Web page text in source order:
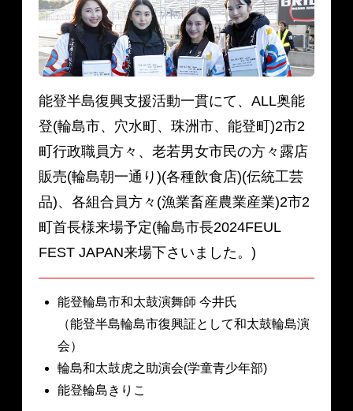
能登半島復興支援活動一貫にて、ALL奥能
登(輪島市、穴水町、珠洲市、能登町)2市2
町行政職員方々、老若男女市民の方々露店
販売(輪島朝一通り)(各種飲食店)(伝統工芸
品)、各組合員方々(漁業畜産農業産業)2市2
町首長様来場予定(輪島市長2024FEUL
FEST JAPAN来場下さいました。)
能登輪島市和太鼓演舞師 今井氏
（能登半島輪島市復興証として和太鼓輪島演
会）
輪島和太鼓虎之助演会(学童青少年部)
能登輪島きりこ